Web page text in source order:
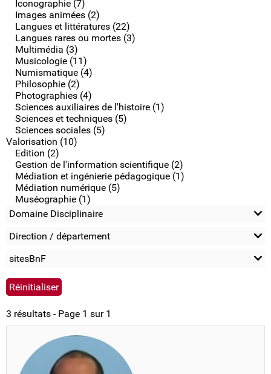
Iconographie (7)
Images animées (2)
Langues et littératures (22)
Langues rares ou mortes (3)
Multimédia (3)
Musicologie (11)
Numismatique (4)
Philosophie (2)
Photographies (4)
Sciences auxiliaires de l'histoire (1)
Sciences et techniques (5)
Sciences sociales (5)
Valorisation (10)
Edition (2)
Gestion de l'information scientifique (2)
Médiation et ingénierie pédagogique (1)
Médiation numérique (5)
Muséographie (1)
Domaine Disciplinaire
Direction / département
sitesBnF
3 résultats - Page 1 sur 1